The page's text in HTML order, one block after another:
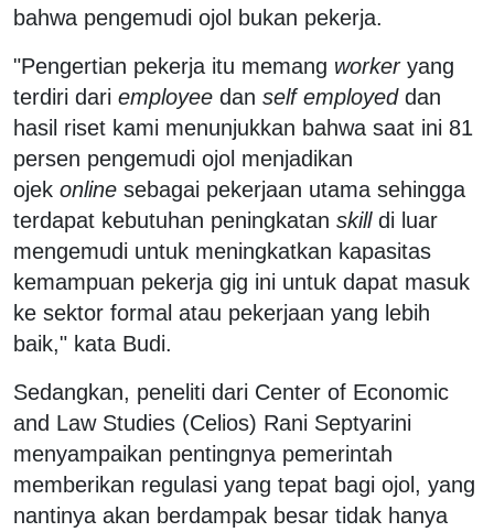
bahwa pengemudi ojol bukan pekerja.
"Pengertian pekerja itu memang workeryang
terdiri dari employee dan self employeddan
hasil riset kami menunjukkan bahwa saat ini 81
persen pengemudi ojol menjadikan
ojek online sebagai pekerjaan utama sehingga
terdapat kebutuhan peningkatan skilldi luar
mengemudi untuk meningkatkan kapasitas
kemampuan pekerja gig ini untuk dapat masuk
ke sektor formal atau pekerjaan yang lebih
baik," kata Budi.
Sedangkan, peneliti dari Center of Economic
and Law Studies (Celios) Rani Septyarini
menyampaikan pentingnya pemerintah
memberikan regulasi yang tepat bagi ojol, yang
nantinya akan berdampak besar tidak hanya